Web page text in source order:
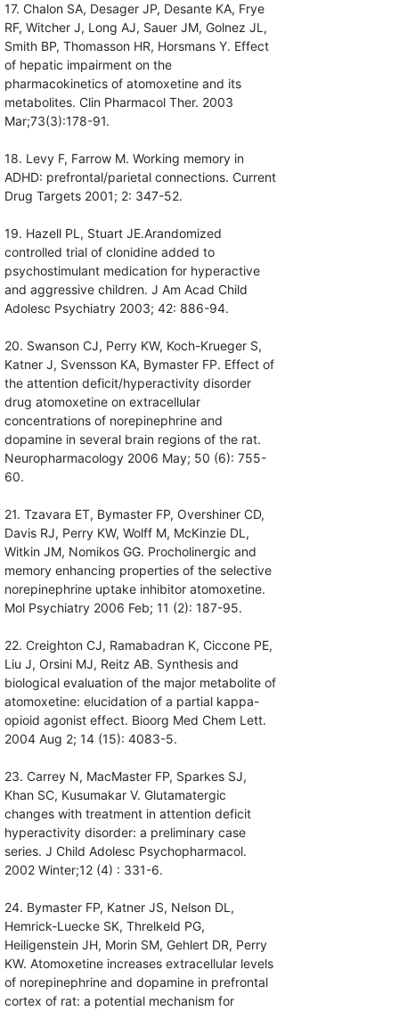
17. Chalon SA, Desager JP, Desante KA, Frye
RF, Witcher J, Long AJ, Sauer JM, Golnez JL,
Smith BP, Thomasson HR, Horsmans Y. Effect
of hepatic impairment on the
pharmacokinetics of atomoxetine and its
metabolites. Clin Pharmacol Ther. 2003
Mar;73(3):178-91.
18. Levy F, Farrow M. Working memory in
ADHD: prefrontal/parietal connections. Current
Drug Targets 2001; 2: 347-52.
19. Hazell PL, Stuart JE.Arandomized
controlled trial of clonidine added to
psychostimulant medication for hyperactive
and aggressive children. J Am Acad Child
Adolesc Psychiatry 2003; 42: 886-94.
20. Swanson CJ, Perry KW, Koch-Krueger S,
Katner J, Svensson KA, Bymaster FP. Effect of
the attention deficit/hyperactivity disorder
drug atomoxetine on extracellular
concentrations of norepinephrine and
dopamine in several brain regions of the rat.
Neuropharmacology 2006 May; 50 (6): 755-
60.
21. Tzavara ET, Bymaster FP, Overshiner CD,
Davis RJ, Perry KW, Wolff M, McKinzie DL,
Witkin JM, Nomikos GG. Procholinergic and
memory enhancing properties of the selective
norepinephrine uptake inhibitor atomoxetine.
Mol Psychiatry 2006 Feb; 11 (2): 187-95.
22. Creighton CJ, Ramabadran K, Ciccone PE,
Liu J, Orsini MJ, Reitz AB. Synthesis and
biological evaluation of the major metabolite of
atomoxetine: elucidation of a partial kappa-
opioid agonist effect. Bioorg Med Chem Lett.
2004 Aug 2; 14 (15): 4083-5.
23. Carrey N, MacMaster FP, Sparkes SJ,
Khan SC, Kusumakar V. Glutamatergic
changes with treatment in attention deficit
hyperactivity disorder: a preliminary case
series. J Child Adolesc Psychopharmacol.
2002 Winter;12 (4) : 331-6.
24. Bymaster FP, Katner JS, Nelson DL,
Hemrick-Luecke SK, Threlkeld PG,
Heiligenstein JH, Morin SM, Gehlert DR, Perry
KW. Atomoxetine increases extracellular levels
of norepinephrine and dopamine in prefrontal
cortex of rat: a potential mechanism for